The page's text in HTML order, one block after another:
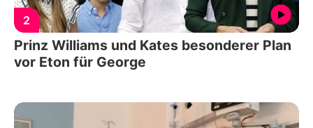
2
Prinz Williams und Kates besonderer Plan
vor Eton für George